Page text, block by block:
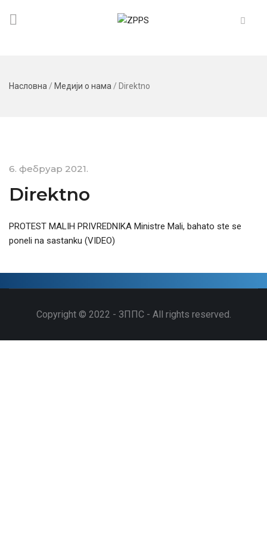
Насловна / Медији о нама / Direktno
6. фебруар 2021.
Direktno
PROTEST MALIH PRIVREDNIKA Ministre Mali, bahato ste se
poneli na sastanku (VIDEO)
Copyright © 2022 - ЗППС - All rights reserved.